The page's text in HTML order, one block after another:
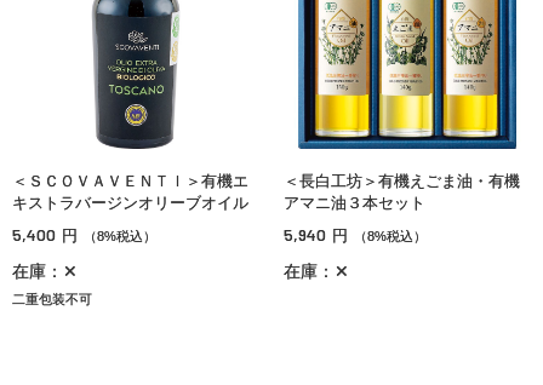
＜ＳＣＯＶＡＶＥＮＴＩ＞有機エ
キストラバージンオリーブオイル
5,400 円 （8%税込）
在庫：✕
二重包装不可
＜長白工坊＞有機えごま油・有機
アマニ油３本セット
5,940 円 （8%税込）
在庫：✕